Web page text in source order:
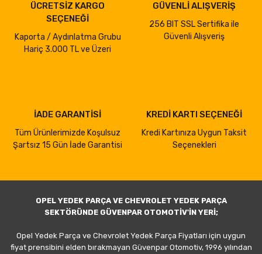
ÜCRETSİZ KARGO
SEÇENEĞİ
Kaporta / Aydınlatma Grubu
Hariç 3.000 TL ve Üzeri
GÜVENLİ ALIŞVERİŞ
256 BIT SSL Sertifika ile
Güvenli Alışveriş
İADE GARANTİSİ
Tüm Ürünlerimizde Koşulsuz
Şartsız 15 Gün İade Garantisi
KREDİ KARTI SEÇENEĞİ
Kredi Kartınıza Uygun Taksit
Seçenekleri
OPEL YEDEK PARÇA VE CHEVROLET YEDEK PARÇA
SEKTÖRÜNDE GÜVENPAR OTOMOTİV'İN YERİ;
Opel Yedek Parça ve Chevrolet Yedek Parça Fiyatları için uygun
fiyat prensibini elden bırakmayan Güvenpar Otomotiv, 1996 yılından